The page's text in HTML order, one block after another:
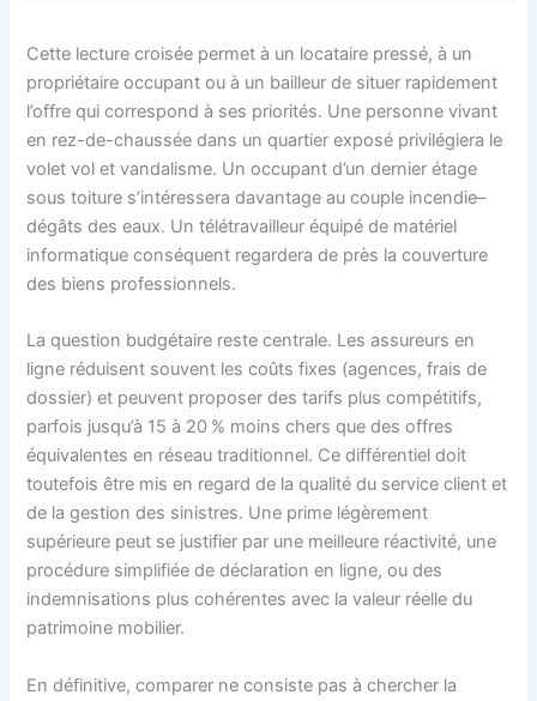
Cette lecture croisée permet à un locataire pressé, à un
propriétaire occupant ou à un bailleur de situer rapidement
l’offre qui correspond à ses priorités. Une personne vivant
en rez-de-chaussée dans un quartier exposé privilégiera le
volet vol et vandalisme. Un occupant d’un dernier étage
sous toiture s’intéressera davantage au couple incendie–
dégâts des eaux. Un télétravailleur équipé de matériel
informatique conséquent regardera de près la couverture
des biens professionnels.
La question budgétaire reste centrale. Les assureurs en
ligne réduisent souvent les coûts fixes (agences, frais de
dossier) et peuvent proposer des tarifs plus compétitifs,
parfois jusqu’à 15 à 20 % moins chers que des offres
équivalentes en réseau traditionnel. Ce différentiel doit
toutefois être mis en regard de la qualité du service client et
de la gestion des sinistres. Une prime légèrement
supérieure peut se justifier par une meilleure réactivité, une
procédure simplifiée de déclaration en ligne, ou des
indemnisations plus cohérentes avec la valeur réelle du
patrimoine mobilier.
En définitive, comparer ne consiste pas à chercher la